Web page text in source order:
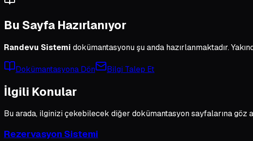
Bu Sayfa Hazırlanıyor
Randevu Sistemi dokümantasyonu şu anda hazırlanmaktadır.
Dokümantasyona Dön Bilgi Talep Et
İlgili Konular
Bu arada, ilginizi çekebilecek diğer dokümantasyon sayfalarına göz
Rezervasyon Sistemi